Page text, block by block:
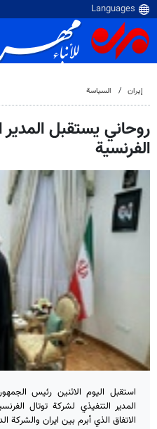
إيران السياسة
روحاني يستقبل المدير
الفرنسية
استقبل اليوم الاثنين رئيس
المدير التنفيذي لشركة توتال
الاتفاق الذي أبرم بين ايران والشركة